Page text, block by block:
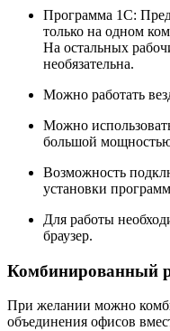
Программа 1С:
только на одном
На остальных
необязательна.
Можно работать
Можно
большой
Возможность
установки
Для работы
браузер.
Комбинированный
При желании можно
объединения офисов